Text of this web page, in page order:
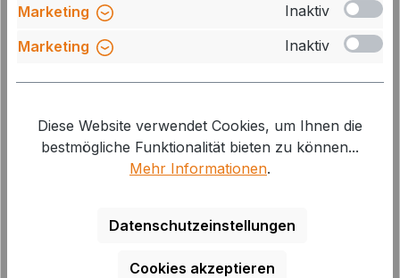
Herstellernummer:
12020612000002
GTIN/EAN:
4260750745668
Downloads
Beschreibung
Die Wohnraumerweiterung Eris ist schnell und einfach
in Ihrem Vorzelt. O
Mehr
Marketing
Inaktiv
Marketing
Inaktiv
Diese Website verwendet Cookies, um Ihnen die
bestmögliche Funktionalität bieten zu können...
Mehr Informationen.
Datenschutzeinstellungen
Cookies akzeptieren